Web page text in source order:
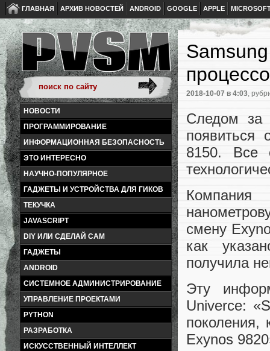
ГЛАВНАЯ АРХИВ НОВОСТЕЙ ANDROID GOOGLE APPLE
НОВОСТИ
ПРОГРАММИРОВАНИЕ
ИНФОРМАЦИОННАЯ БЕЗОПАСНОСТЬ
ЭТО ИНТЕРЕСНО
НАУЧНО-ПОПУЛЯРНОЕ
ГАДЖЕТЫ И УСТРОЙСТВА ДЛЯ ГИКОВ
ТЕКУЧКА
JAVASCRIPT
DIY ИЛИ СДЕЛАЙ САМ
ГАДЖЕТЫ
ANDROID
СИСТЕМНОЕ АДМИНИСТРИРОВАНИЕ
УПРАВЛЕНИЕ ПРОЕКТАМИ
PYTHON
РАЗРАБОТКА
ИСКУССТВЕННЫЙ ИНТЕЛЛЕКТ
2018-10-07 в 4:03,
Следом за
появиться
8150. Все
Компания
смену
как
получила
Эту
Univerce:
поколения,
Exynos